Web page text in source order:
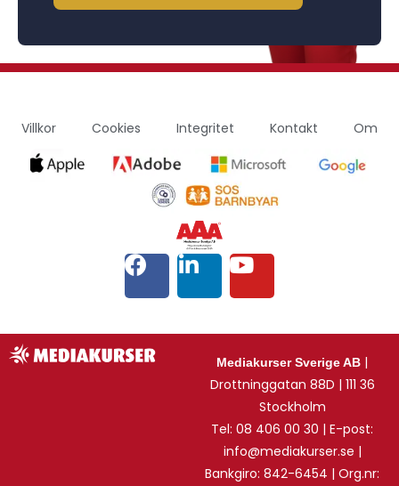
Villkor Cookies Integritet Kontakt Om
Mediakurser Sverige AB |
Drottninggatan 88D | 111 36
Stockholm
Tel: 08 406 00 30 | E-post:
info@mediakurser.se |
Bankgiro: 842-6454 | Org.nr: